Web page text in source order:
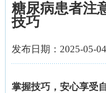
糖尿病患者注
技巧
发布日期：2025-05-
掌握技巧，安心享受